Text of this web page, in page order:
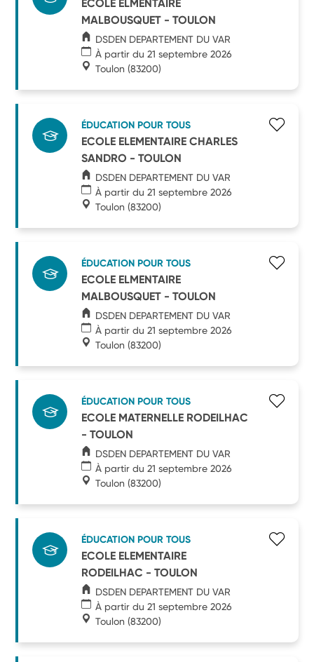
ECOLE ELMENTAIRE
MALBOUSQUET - TOULON
DSDEN DEPARTEMENT DU VAR
À partir du 21 septembre 2026
Toulon (83200)
ÉDUCATION POUR TOUS
ECOLE ELEMENTAIRE CHARLES
SANDRO - TOULON
DSDEN DEPARTEMENT DU VAR
À partir du 21 septembre 2026
Toulon (83200)
ÉDUCATION POUR TOUS
ECOLE ELMENTAIRE
MALBOUSQUET - TOULON
DSDEN DEPARTEMENT DU VAR
À partir du 21 septembre 2026
Toulon (83200)
ÉDUCATION POUR TOUS
ECOLE MATERNELLE RODEILHAC
- TOULON
DSDEN DEPARTEMENT DU VAR
À partir du 21 septembre 2026
Toulon (83200)
ÉDUCATION POUR TOUS
ECOLE ELEMENTAIRE
RODEILHAC - TOULON
DSDEN DEPARTEMENT DU VAR
À partir du 21 septembre 2026
Toulon (83200)